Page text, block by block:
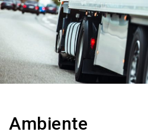
Ambiente